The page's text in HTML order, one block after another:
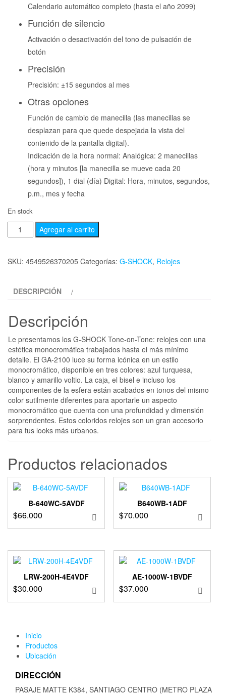
Calendario automático completo (hasta el año 2099)
Función de silencio
Activación o desactivación del tono de pulsación de
botón
Precisión
Precisión: ±15 segundos al mes
Otras opciones
Función de cambio de manecilla (las manecillas se
desplazan para que quede despejada la vista del
contenido de la pantalla digital).
Indicación de la hora normal: Analógica: 2 manecillas
(hora y minutos [la manecilla se mueve cada 20
segundos]), 1 dial (día) Digital: Hora, minutos, segundos,
p.m., mes y fecha
En stock
Agregar al carrito
SKU: 4549526370205 Categorías: G-SHOCK, Relojes
DESCRIPCIÓN
Descripción
Le presentamos los G-SHOCK Tone-on-Tone: relojes con una
estética monocromática trabajados hasta el más mínimo
detalle. El GA-2100 luce su forma icónica en un estilo
monocromático, disponible en tres colores: azul turquesa,
blanco y amarillo voltio. La caja, el bisel e incluso los
componentes de la esfera están acabados en tonos del mismo
color sutilmente diferentes para aportarle un aspecto
monocromático que cuenta con una profundidad y dimensión
sorprendentes. Estos coloridos relojes son un gran accesorio
para tus looks más urbanos.
Productos relacionados
B-640WC-5AVDF
$66.000
B640WB-1ADF
$70.000
LRW-200H-4E4VDF
$30.000
AE-1000W-1BVDF
$37.000
Inicio
Productos
Ubicación
DIRECCIÓN
PASAJE MATTE K384, SANTIAGO CENTRO (METRO PLAZA